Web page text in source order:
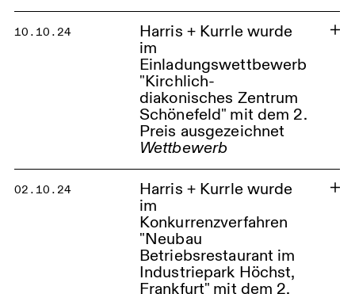
Fertigstellung des Neubaus der
NRW Sportschule Märkische
Schule Bochum
Sporthalle und Mensa Bochum
10.10.24
Harris + Kurrle wurde
im
Einladungswettbewerb
"Kirchlich-
diakonisches Zentrum
Schönefeld" mit dem 2.
Preis ausgezeichnet
Wettbewerb
Kirchlich-diakonisches Zentrum
Schönefeld
02.10.24
Harris + Kurrle wurde
im
Konkurrenzverfahren
"Neubau
Betriebsrestaurant im
Industriepark Höchst,
Frankfurt" mit dem 2.